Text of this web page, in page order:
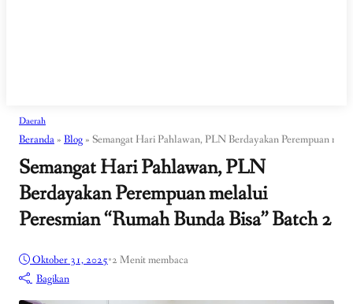
Daerah
Beranda » Blog » Semangat Hari Pahlawan, PLN Berdayakan Perempuan
Semangat Hari Pahlawan, PLN
Berdayakan Perempuan melalui
Peresmian “Rumah Bunda Bisa” Batch 2
Oktober 31, 2025•2 Menit membaca
Bagikan